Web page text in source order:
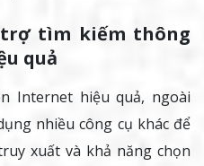
tìm kiếm thông
quả
Internet hiệu quả, ngoài
nhiều công cụ khác để
xuất và khả năng chọn